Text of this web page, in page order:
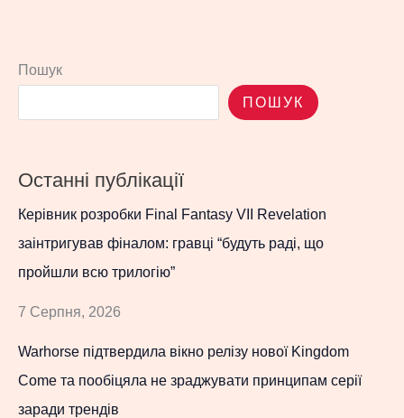
Пошук
ПОШУК
Останні публікації
Керівник розробки Final Fantasy VII Revelation
заінтригував фіналом: гравці “будуть раді, що
пройшли всю трилогію”
7 Серпня, 2026
Warhorse підтвердила вікно релізу нової Kingdom
Come та пообіцяла не зраджувати принципам серії
заради трендів